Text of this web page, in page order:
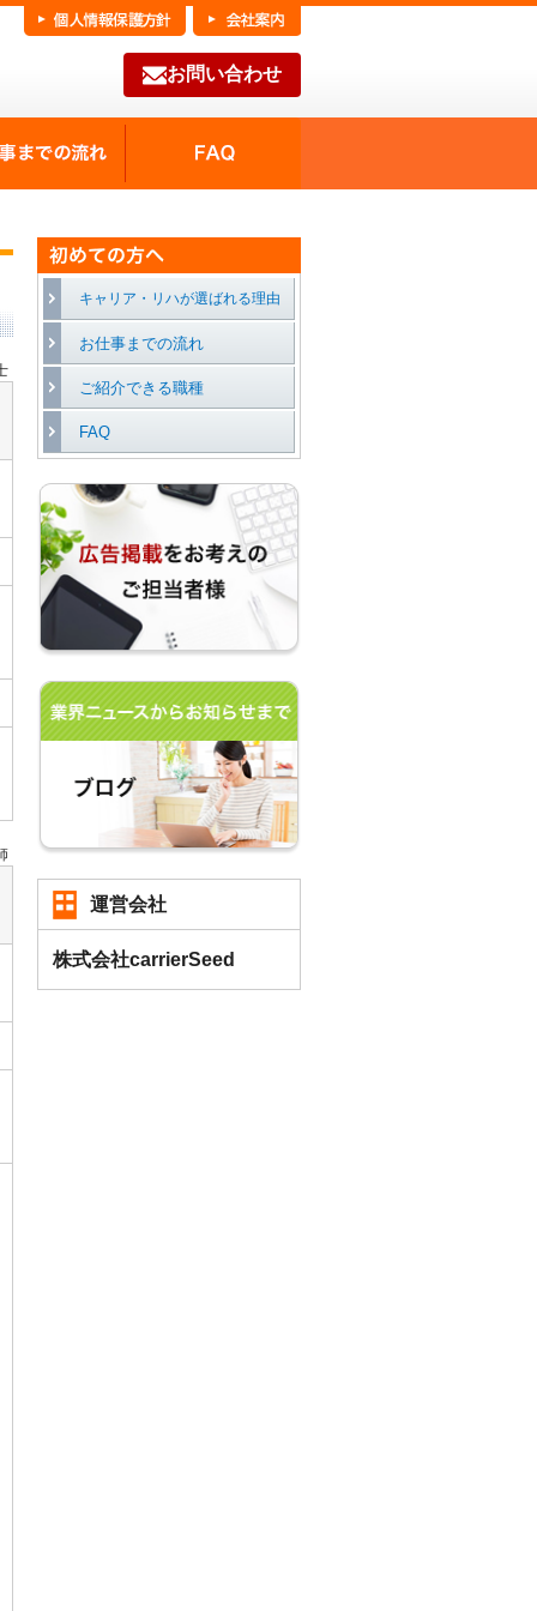
お問い合わせ
お仕事までの流れ
新着求人情報
キャリア・リハが選ばれる理由
お仕事までの流れ
ご紹介できる職種
FAQ
運営会社
株式会社carrierSeed